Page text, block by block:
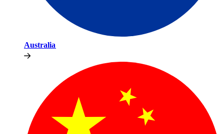
Australia​​